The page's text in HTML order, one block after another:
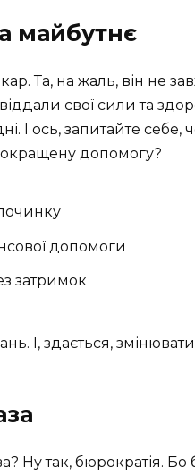
майбутнє
Та, на жаль, він не
свої сили та
І ось, запитайте
допомогу?
допомоги
затримок
І, здається,
Ну так, бюрократія.